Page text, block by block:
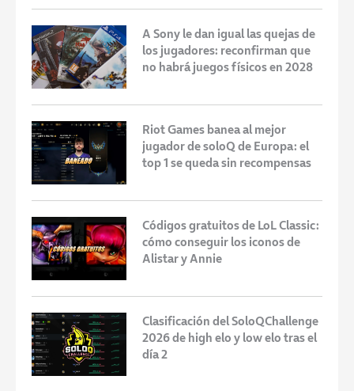
A Sony le dan igual las quejas de
los jugadores: reconfirman que
no habrá juegos físicos en 2028
Riot Games banea al mejor
jugador de soloQ de Europa: el
top 1 se queda sin recompensas
Códigos gratuitos de LoL Classic:
cómo conseguir los iconos de
Alistar y Annie
Clasificación del SoloQChallenge
2026 de high elo y low elo tras el
día 2